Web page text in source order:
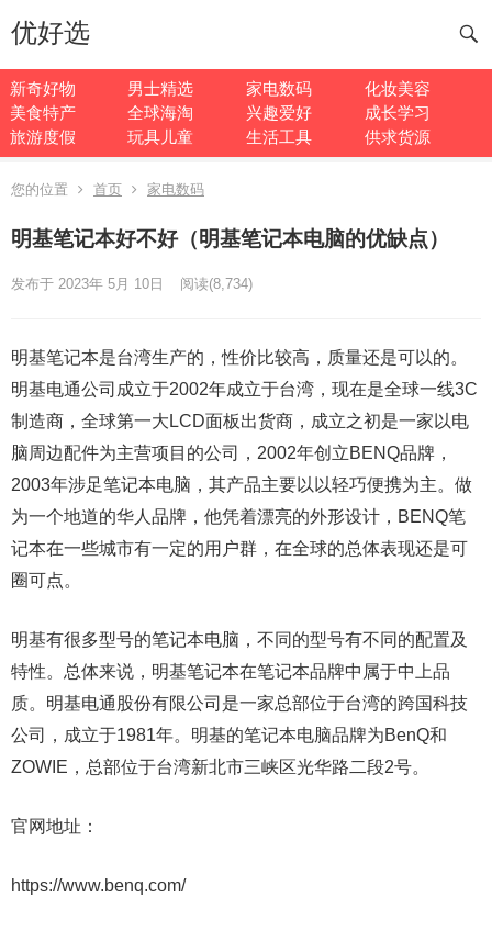
优好选
新奇好物 男士精选 家电数码
化妆美容
美食特产
全球海淘 兴趣爱好
成长学习
旅游度假
玩具儿童 生活工具 供求货源
您的位置 首页 家电数码
明基笔记本好不好（明基笔记本电脑的优缺点）
发布于 2023年 5月 10日 阅读(8,734)
明基笔记本是台湾生产的，性价比较高，质量还是可以的。
明基电通公司成立于2002年成立于台湾，现在是全球一线3C
制造商，全球第一大LCD面板出货商，成立之初是一家以电
脑周边配件为主营项目的公司，2002年创立BENQ品牌，
2003年涉足笔记本电脑，其产品主要以以轻巧便携为主。做
为一个地道的华人品牌，他凭着漂亮的外形设计，BENQ笔
记本在一些城市有一定的用户群，在全球的总体表现还是可
圈可点。
明基有很多型号的笔记本电脑，不同的型号有不同的配置及
特性。总体来说，明基笔记本在笔记本品牌中属于中上品
质。明基电通股份有限公司是一家总部位于台湾的跨国科技
公司，成立于1981年。明基的笔记本电脑品牌为BenQ和
ZOWIE，总部位于台湾新北市三峡区光华路二段2号。
官网地址：
https://www.benq.com/